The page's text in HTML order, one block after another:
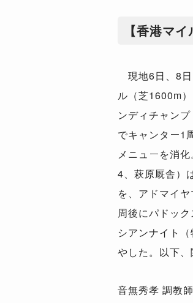
【香港マ
現地6日、8日
ル（芝1600m
ンディチャン
でキャンター1
メニューを消
4、萩原厩舎）
を、アドマイ
周後にパドッ
シアンナイト
やした。以下、
音無秀孝 調教